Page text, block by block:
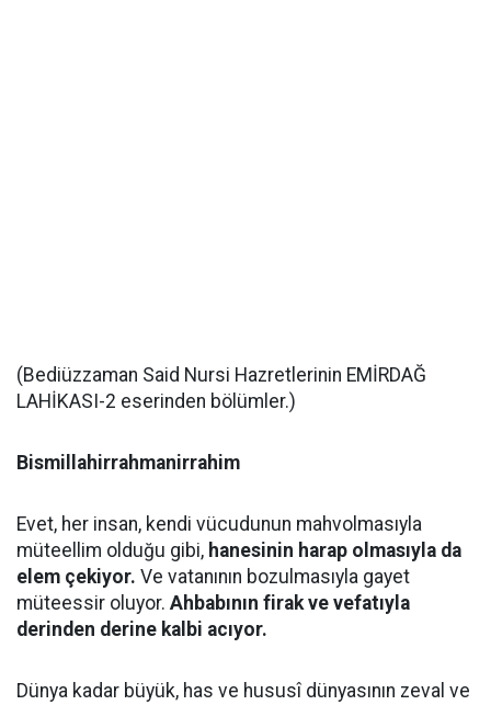
(Bediüzzaman Said Nursi Hazretlerinin EMİRDAĞ
LAHİKASI-2 eserinden bölümler.)
Bismillahirrahmanirrahim
Evet, her insan, kendi vücudunun mahvolmasıyla
müteellim olduğu gibi, hanesinin harap olmasıyla da
elem çekiyor. Ve vatanının bozulmasıyla gayet
müteessir oluyor. Ahbabının firak ve vefatıyla
derinden derine kalbi acıyor.
Dünya kadar büyük, has ve hususî dünyasının zeval ve